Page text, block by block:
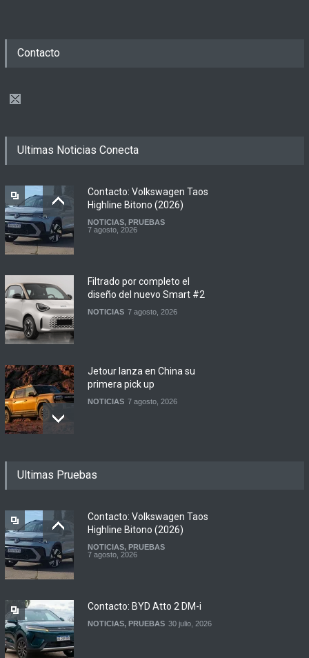
Contacto
Ultimas Noticias Conecta
Contacto: Volkswagen Taos
Highline Bitono (2026)
NOTICIAS, PRUEBAS
7 agosto, 2026
Filtrado por completo el
diseño del nuevo Smart #2
NOTICIAS 7 agosto, 2026
Jetour lanza en China su
primera pick up
NOTICIAS 7 agosto, 2026
renovadas S2 y Skua 150 en
7 agosto, 2026
Argentina y Ecuador
Ultimas Pruebas
Contacto: Volkswagen Taos
Highline Bitono (2026)
NOTICIAS, PRUEBAS
7 agosto, 2026
Contacto: BYD Atto 2 DM-i
NOTICIAS, PRUEBAS 30 julio, 2026